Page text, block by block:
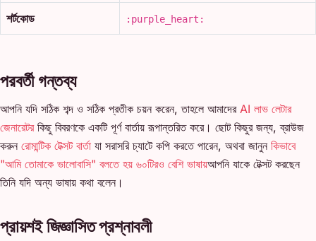
শর্টকোড :purple_heart:
পরবর্তী গন্তব্য
আপনি যদি সঠিক শব্দ ও সঠিক প্রতীক চয়ন করেন, তাহলে আমাদের AI লাভ লেটার
জেনারেটরকিছু বিবরণকে একটি পূর্ণ বার্তায় রূপান্তরিত করে। ছোট কিছুর জন্য, ব্রাউজ
করুন রোমান্টিক টেক্সট বার্তা যা সরাসরি চ্যাটে কপি করতে পারেন, অথবা জানুন কিভাবে
"আমি তোমাকে ভালোবাসি" বলতে হয় ৬০টিরও বেশি ভাষায়আপনি যাকে টেক্সট করছেন
তিনি যদি অন্য ভাষায় কথা বলেন।
প্রায়শই জিজ্ঞাসিত প্রশ্নাবলী